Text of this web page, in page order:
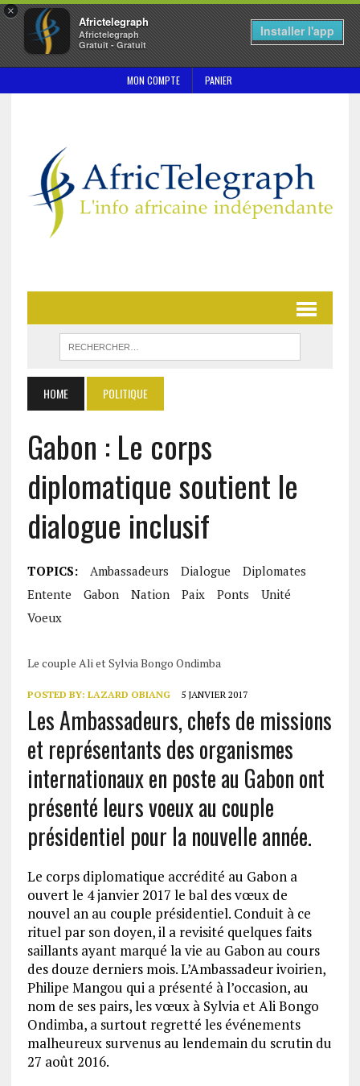
×
Africtelegraph
Africtelegraph
Gratuit - Gratuit
Installer l'app
MON COMPTE PANIER
HOME POLITIQUE
Gabon : Le corps
diplomatique soutient le
dialogue inclusif
TOPICS: Ambassadeurs Dialogue
Diplomates
Entente
Gabon Nation Paix Ponts
Unité
Voeux
Le couple Ali et Sylvia Bongo Ondimba
POSTED BY: LAZARD OBIANG 5 JANVIER 2017
Les Ambassadeurs, chefs de missions
et représentants des organismes
internationaux en poste au Gabon ont
présenté leurs voeux au couple
présidentiel pour la nouvelle année.
Le corps diplomatique accrédité au Gabon a
ouvert le 4 janvier 2017 le bal des vœux de
nouvel an au couple présidentiel. Conduit à ce
rituel par son doyen, il a revisité quelques faits
saillants ayant marqué la vie au Gabon au cours
des douze derniers mois. L’Ambassadeur ivoirien,
Philipe Mangou qui a présenté à l’occasion, au
nom de ses pairs, les vœux à Sylvia et Ali Bongo
Ondimba, a surtout regretté les événements
malheureux survenus au lendemain du scrutin du
27 août 2016.